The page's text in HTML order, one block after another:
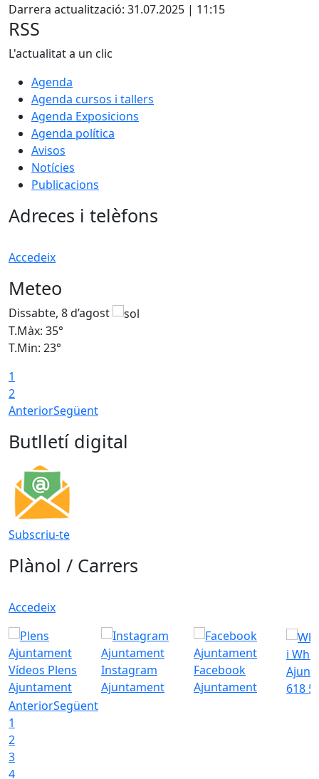
Darrera actualització: 31.07.2025 | 11:15
RSS
L'actualitat a un clic
Agenda
Agenda cursos i tallers
Agenda Exposicions
Agenda política
Avisos
Notícies
Publicacions
Adreces i telèfons
Accedeix
Meteo
Dissabte, 8 d’agost
T.Màx: 35°
T.Min: 23°
1
2
AnteriorSegüent
Butlletí digital
Subscriu-te
Plànol / Carrers
Accedeix
Vídeos Plens
Ajuntament
Instagram
Ajuntament
Facebook
Ajuntament
i
618
AnteriorSegüent
1
2
3
4